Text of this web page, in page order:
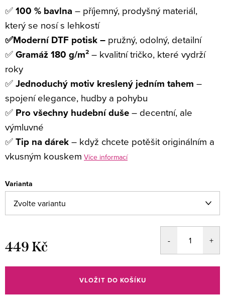
✅100 % bavlna – příjemný, prodyšný materiál,
který se nosí s lehkostí
✅Moderní DTF potisk – pružný, odolný, detailní
✅Gramáž 180 g/m²– kvalitní tričko, které vydrží
roky
✅Jednoduchý motiv kreslený jedním tahem –
spojení elegance, hudby a pohybu
✅ Pro všechny hudební duše– decentní, ale
výmluvné
✅Tip na dárek– když chcete potěšit originálním a
vkusným kouskem Více informací
Varianta
449 Kč
cena:
VLOŽIT DO KOŠÍKU